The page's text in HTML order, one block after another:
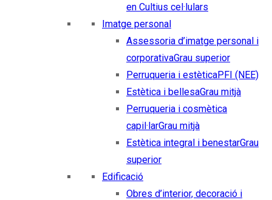
en Cultius cel·lulars
Imatge personal
Assessoria d’imatge personal i
corporativaGrau superior
Perruqueria i estèticaPFI (NEE)
Estètica i bellesaGrau mitjà
Perruqueria i cosmètica
capil·larGrau mitjà
Estètica integral i benestarGrau
superior
Edificació
Obres d’interior, decoració i